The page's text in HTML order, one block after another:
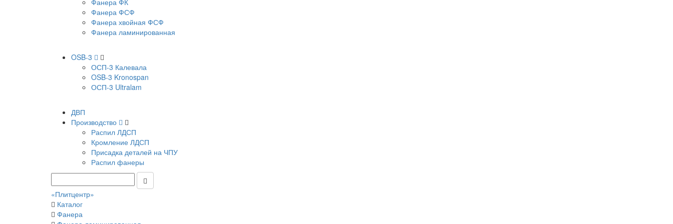
Фанера ФК
Фанера ФСФ
Фанера хвойная ФСФ
Фанера ламинированная
OSB-3
ОСП-3 Калевала
OSB-3 Kronospan
ОСП-3 Ultralam
ДВП
Производство
Распил ЛДСП
Кромление ЛДСП
Присадка деталей на ЧПУ
Распил фанеры
«Плитцентр»
Каталог
Фанера